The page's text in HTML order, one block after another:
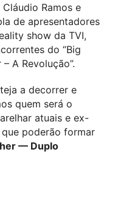
Ramos e
de apresentadores
show da TVI,
do “Big
A Revolução”.
a decorrer e
quem será o
atuais e ex-
poderão formar
— Duplo